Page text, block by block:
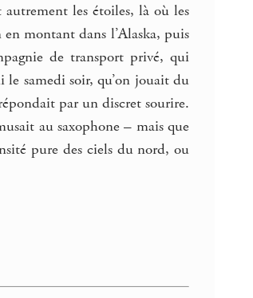
les étoiles, là où les
montant dans l’Alaska, puis
de transport privé, qui
le samedi soir, qu’on jouait du
par un discret sourire.
au saxophone – mais que
pure des ciels du nord, ou